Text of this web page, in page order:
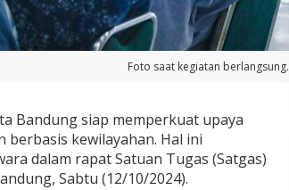
Foto saat kegiatan berlangsung.
Bandung siap memperkuat upaya
kewilayahan. Hal ini
dalam rapat Satuan Tugas (Satgas)
Sabtu (12/10/2024).